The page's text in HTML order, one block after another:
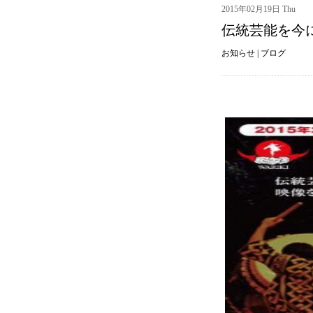
2015年02月19日 Thu
伝統芸能を今
お知らせ ブログ